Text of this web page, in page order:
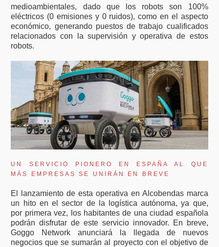
medioambientales, dado que los robots son 100%
eléctricos (0 emisiones y 0 ruidos), como en el aspecto
económico, generando puestos de trabajo cualificados
relacionados con la supervisión y operativa de estos
robots.
UN SERVICIO PIONERO EN ESPAÑA AL QUE
MÁS EMPRESAS SE UNIRÁN EN BREVE
El lanzamiento de esta operativa en Alcobendas marca
un hito en el sector de la logística autónoma, ya que,
por primera vez, los habitantes de una ciudad española
podrán disfrutar de este servicio innovador. En breve,
Goggo Network anunciará la llegada de nuevos
negocios que se sumarán al proyecto con el objetivo de